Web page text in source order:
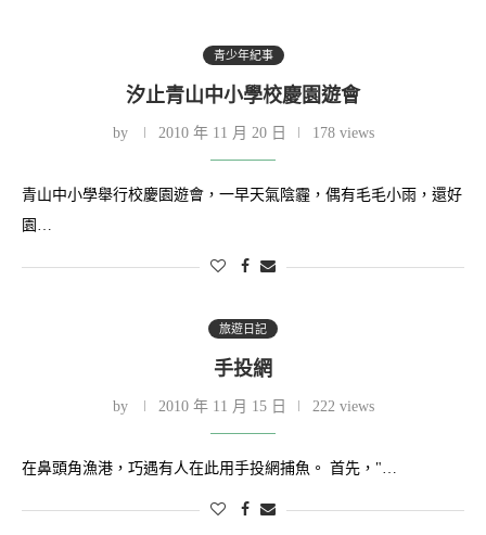
青少年紀事
汐止青山中小學校慶園遊會
by 2010 年 11 月 20 日 178 views
青山中小學舉行校慶園遊會，一早天氣陰霾，偶有毛毛小雨，還好
園…
旅遊日記
手投網
by 2010 年 11 月 15 日 222 views
在鼻頭角漁港，巧遇有人在此用手投網捕魚。 首先，"…